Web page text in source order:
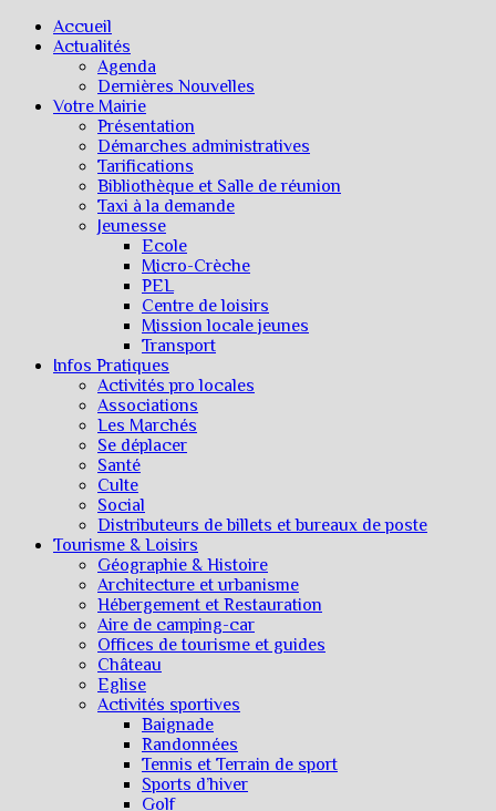
Accueil
Actualités
Agenda
Dernières Nouvelles
Votre Mairie
Présentation
Démarches administratives
Tarifications
Bibliothèque et Salle de réunion
Taxi à la demande
Jeunesse
Ecole
Micro-Crèche
PEL
Centre de loisirs
Mission locale jeunes
Transport
Infos Pratiques
Activités pro locales
Associations
Les Marchés
Se déplacer
Santé
Culte
Social
Distributeurs de billets et bureaux de poste
Tourisme & Loisirs
Géographie & Histoire
Architecture et urbanisme
Hébergement et Restauration
Aire de camping-car
Offices de tourisme et guides
Château
Eglise
Activités sportives
Baignade
Randonnées
Tennis et Terrain de sport
Sports d’hiver
Golf